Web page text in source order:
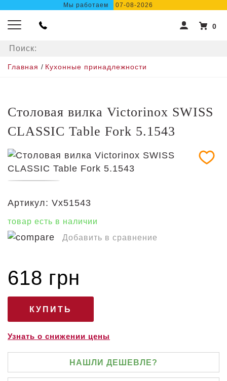
Мы работаем 07-08-2026
0
Главная / Кухонные принадлежности
Столовая вилка Victorinox SWISS
CLASSIC Table Fork 5.1543
Артикул: Vx51543
товар есть в наличии
Добавить в сравнение
618 грн
Узнать о снижении цены
НАШЛИ ДЕШЕВЛЕ?